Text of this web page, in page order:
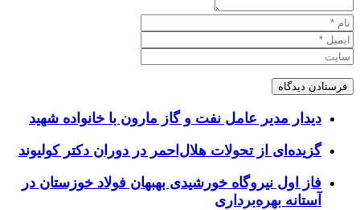
دیدار مدیر عامل نفت و گاز مارون با خانواده شهید
گزیده‌ای از تحولات هلال‌احمر در دوران دکتر کولیوند
فاز اول نیروگاه خورشیدی بهبهان فولاد خوزستان در
آستانه بهره‌برداری